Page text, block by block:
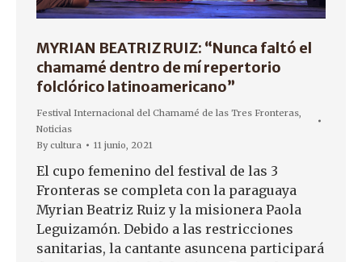
MYRIAN BEATRIZ RUIZ: “Nunca faltó el
chamamé dentro de mí repertorio
folclórico latinoamericano”
Festival Internacional del Chamamé de las Tres Fronteras
Noticias
Bycultura 11 junio, 2021
El cupo femenino del festival de las 3
Fronteras se completa con la paraguaya
Myrian Beatriz Ruiz y la misionera Paola
Leguizamón. Debido a las restricciones
sanitarias, la cantante asuncena participará